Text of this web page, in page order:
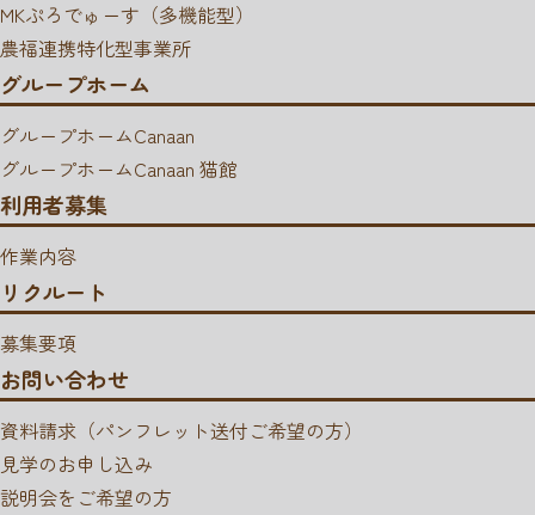
MKぷろでゅーす（多機能型）
農福連携特化型事業所
グループホーム
グループホームCanaan
グループホームCanaan 猫館
利用者募集
作業内容
リクルート
募集要項
お問い合わせ
資料請求（パンフレット送付ご希望の方）
見学のお申し込み
説明会をご希望の方